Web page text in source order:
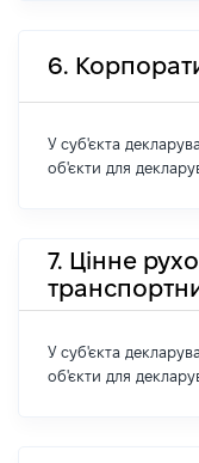
6.
У суб'єкта
об'єкти для
7. Цінне
У суб'єкта
об'єкти для